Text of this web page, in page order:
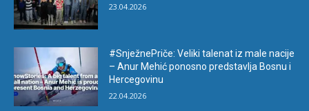
23.04.2026
#SnježnePriče: Veliki talenat iz male nacije
– Anur Mehić ponosno predstavlja Bosnu i
Hercegovinu
22.04.2026